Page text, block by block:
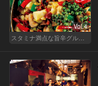
Vol.4
スタミナ満点な旨辛グルメが旨い！東京の人気店へ